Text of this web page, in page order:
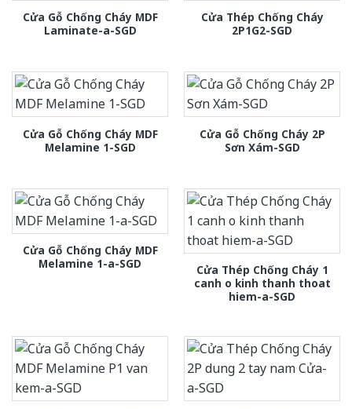
Cửa Gỗ Chống Cháy MDF
Laminate-a-SGD
Cửa Thép Chống Cháy
2P1G2-SGD
Cửa Gỗ Chống Cháy MDF
Melamine 1-SGD
Cửa Gỗ Chống Cháy 2P
Sơn Xám-SGD
Cửa Gỗ Chống Cháy MDF
Melamine 1-a-SGD
Cửa Thép Chống Cháy 1
canh o kinh thanh thoat
hiem-a-SGD